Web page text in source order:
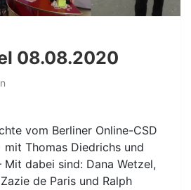
08.08.2020
vom Berliner Online-CSD
mit Thomas Diedrichs und
Mit dabei sind: Dana Wetzel,
de Paris und Ralph